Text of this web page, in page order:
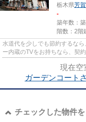
栃木県芳
-
築年数：
階数：2階
水道代を少しでも節約するな
ー内蔵のTVをお持ちなら、契
現在空
ガーデンコート
チェックした物件